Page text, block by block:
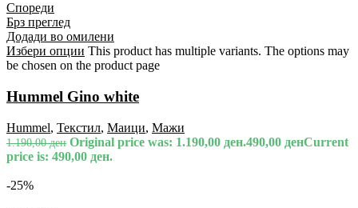
Спореди
Брз преглед
Додади во омилени
Избери опции This product has multiple variants. The options may
be chosen on the product page
Hummel Gino white
Hummel, Текстил, Маици, Мажи
1.190,00ден Original price was: 1.190,00 ден.490,00 денCurrent
price is: 490,00 ден.
-25%